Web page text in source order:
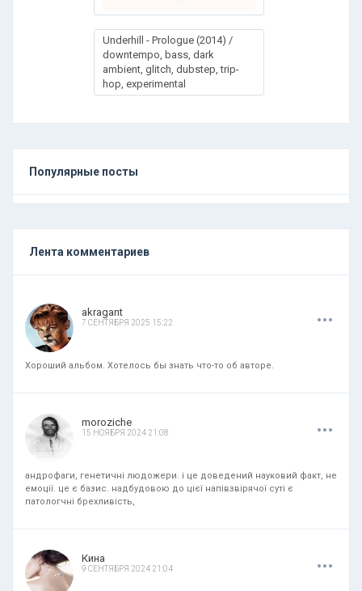
Underhill - Prologue (2014) /
downtempo, bass, dark
ambient, glitch, dubstep, trip-
hop, experimental
Популярные посты
Лента комментариев
akragant
7 СЕНТЯБРЯ 2025 15:22 ...
Хороший альбом. Хотелось бы знать что-то об авторе.
moroziche
15 НОЯБРЯ 2024 21:08 ...
андрофаги, генетичні людожери. і це доведений науковий факт, не
емоції. це є базис. надбудовою до цієї напівзвірячої суті є
патологчні брехливість,
Кина
9 СЕНТЯБРЯ 2024 21:04 ...